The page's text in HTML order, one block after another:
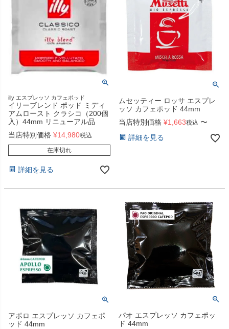
illy エスプレッソ カフェポッド
イリーブレンド ポッド ミディ
アムロースト クラシコ（200個
入）44mm リニューアル品
当店特別価格 ¥14,980税込
在庫切れ
詳細を見る
ムセッティー ロッサ エスプレ
ッソ カフェポッド 44mm
当店特別価格 ¥1,663税込 〜
詳細を見る
アポロ エスプレッソ カフェポ
ッド 44mm
パオ エスプレッソ カフェポッ
ド 44mm